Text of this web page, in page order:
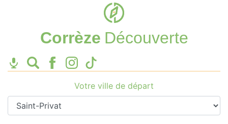
Corrèze Découverte
Votre ville de départ